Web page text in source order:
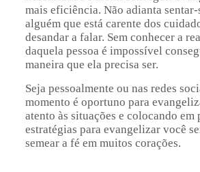
mais eficiência. Não adianta sentar-
alguém que está carente dos
desandar a falar. Sem conhecer a
daquela pessoa é impossível
maneira que ela precisa ser.
Seja pessoalmente ou nas redes
momento é oportuno para
atento às situações e colocando em
estratégias para evangelizar você
semear a fé em muitos corações.